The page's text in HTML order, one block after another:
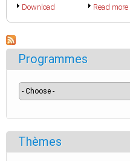
Download Read more
Programmes
Thèmes